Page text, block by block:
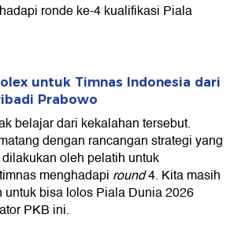
ronde ke-4 kualifikasi Piala
untuk Timnas Indonesia dari
Prabowo
belajar dari kekalahan tersebut.
dengan rancangan strategi yang
oleh pelatih untuk
menghadapi round4. Kita masih
untuk bisa lolos Piala Dunia 2026
PKB ini.